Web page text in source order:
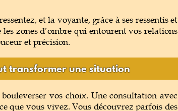
et la voyante, grâce à ses ressentis et
zones d’ombre qui entourent vos relations
et précision.
transformer une situation
vos choix. Une consultation avec
que vous vivez. Vous découvrez parfois des